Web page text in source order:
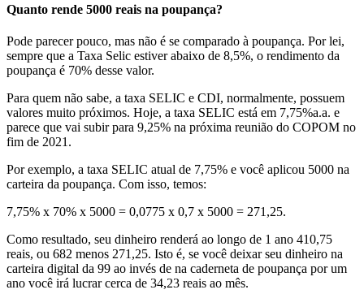
Quanto rende 5000 reais na poupança?
Pode parecer pouco, mas não é se comparado à poupança. Por lei,
sempre que a Taxa Selic estiver abaixo de 8,5%, o rendimento da
poupança é 70% desse valor.
Para quem não sabe, a taxa SELIC e CDI, normalmente, possuem
valores muito próximos. Hoje, a taxa SELIC está em 7,75%a.a. e
parece que vai subir para 9,25% na próxima reunião do COPOM no
fim de 2021.
Por exemplo, a taxa SELIC atual de 7,75% e você aplicou 5000 na
carteira da poupança. Com isso, temos:
7,75% x 70% x 5000 = 0,0775 x 0,7 x 5000 = 271,25.
Como resultado, seu dinheiro renderá ao longo de 1 ano 410,75
reais, ou 682 menos 271,25. Isto é, se você deixar seu dinheiro na
carteira digital da 99 ao invés de na caderneta de poupança por um
ano você irá lucrar cerca de 34,23 reais ao mês.